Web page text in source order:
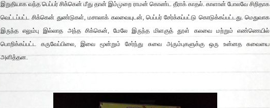
இறுதியாக வந்த பெப்பர் சிக்கென் மீது தான் இம்முறை ராமன் கொண்ட தீராக் காதல். காளான் போலவே சிறிதாக
வெட்டப்பட்ட சிக்கென் துண்டுகள், மசாலாக் கலவையுடன், பெப்பர் சேர்க்கப்பட்டு கொடுக்கப்பட்டது. மெதுவாக
இருந்த எலும்பு இல்லாத அந்த சிக்கென், மேலே இருந்த மிளகுத் தூள் கலவை மற்றும் எண்ணெயில்
பொறிக்கப்பட்ட கருவேப்பிலை, இவை மூன்றும் சேர்ந்து சுவை அரும்புகளுக்கு ஒரு உன்னத சுவையை
அளித்தன.